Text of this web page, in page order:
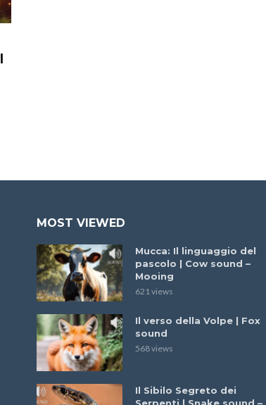
MOST VIEWED
Mucca: Il linguaggio del
pascolo | Cow sound –
Mooing
621 views
Il verso della Volpe | Fox
sound
568 views
Il Sibilo Segreto dei